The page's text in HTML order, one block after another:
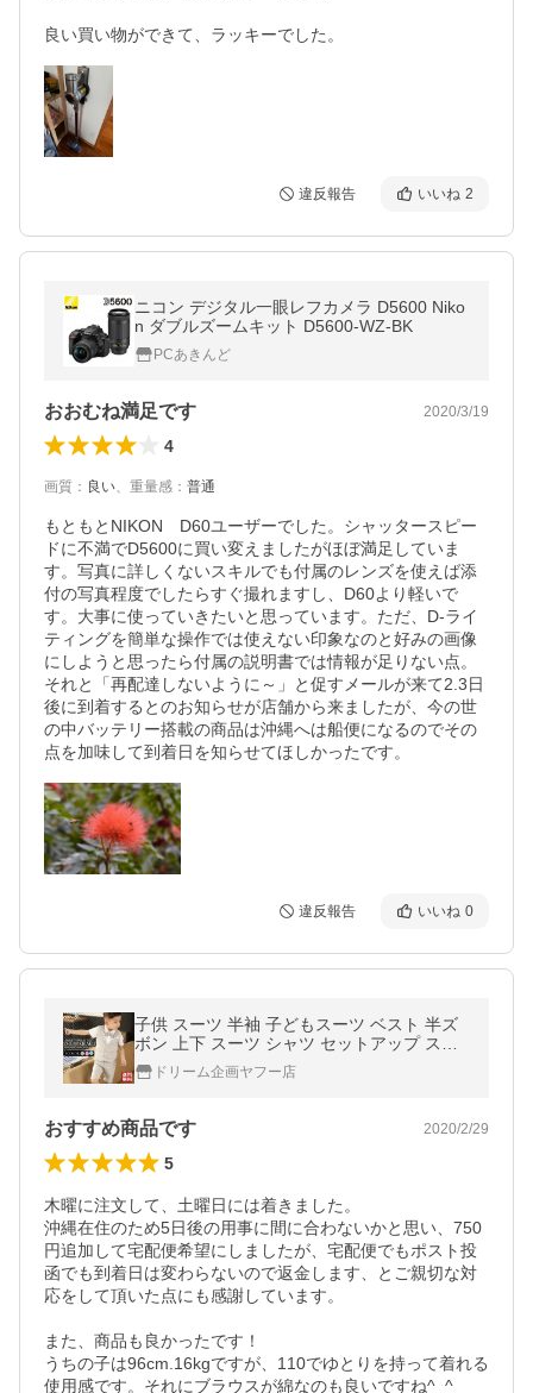
違反報告 いいね 2
ニコン デジタル一眼レフカメラ D5600 Niko
n ダブルズームキット D5600-WZ-BK
PCあきんど
おおむね満足です 2020/3/19
4
画質 ： 良い、 重量感 ： 普通
もともとNIKON　D60ユーザーでした。シャッタースピー
ドに不満でD5600に買い変えましたがほぼ満足していま
す。写真に詳しくないスキルでも付属のレンズを使えば添
付の写真程度でしたらすぐ撮れますし、D60より軽いで
す。大事に使っていきたいと思っています。ただ、D-ライ
ティングを簡単な操作では使えない印象なのと好みの画像
にしようと思ったら付属の説明書では情報が足りない点。
それと「再配達しないように～」と促すメールが来て2.3日
後に到着するとのお知らせが店舗から来ましたが、今の世
の中バッテリー搭載の商品は沖縄へは船便になるのでその
点を加味して到着日を知らせてほしかったです。
違反報告 いいね 0
子供 スーツ 半袖 子どもスーツ ベスト 半ズ
ボン 上下 スーツ シャツ セットアップ スー
ツ 男の子スーツ キッズ ブルー グレー ピン
ク フォーマル スーツ
ドリーム企画ヤフー店
おすすめ商品です 2020/2/29
5
木曜に注文して、土曜日には着きました。
沖縄在住のため5日後の用事に間に合わないかと思い、750
円追加して宅配便希望にしましたが、宅配便でもポスト投
函でも到着日は変わらないので返金します、とご親切な対
応をして頂いた点にも感謝しています。
また、商品も良かったです！
うちの子は96cm.16kgですが、110でゆとりを持って着れる
使用感です。それにブラウスが綿なのも良いですね^_^